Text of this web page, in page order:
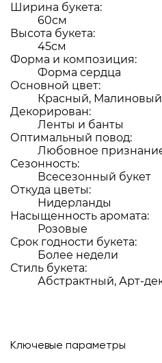
Ширина букета:
60см
Высота букета:
45см
Форма и композиция:
Форма сердца
Основной цвет:
Красный,
Декорирован:
Ленты и банты
Оптимальный повод:
Любовное
Сезонность:
Всесезонный букет
Откуда цветы:
Нидерланды
Насыщенность аромата:
Розовые
Срок годности букета:
Более недели
Стиль букета:
Абстрактный, Арт-
Ключевые параметры